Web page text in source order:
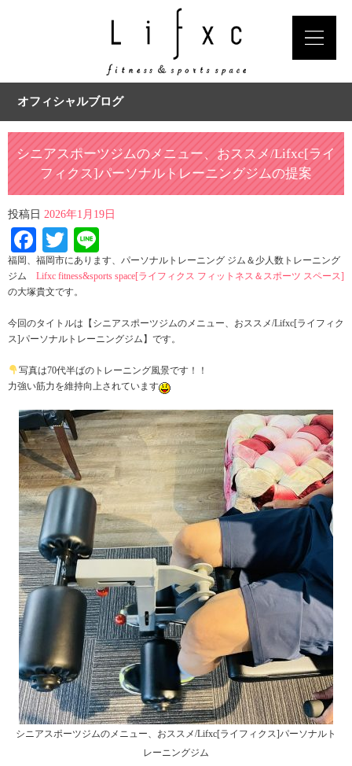
オフィシャルブログ
シニアスポーツジムのメニュー、おススメ/Lifxc[ライ
フィクス]パーソナルトレーニングジムの提案
投稿日 2026年1月19日
Facebook
Twitter
福岡、福岡市にあります、パーソナルトレーニング ジム＆少人数トレーニング
ジム Lifxc fitness&sports space[ライフィクス フィットネス＆スポーツ スペース]
の大塚貴文です。
今回のタイトルは【シニアスポーツジムのメニュー、おススメ/Lifxc[ライフィク
ス]パーソナルトレーニングジム】です。
写真は70代半ばのトレーニング風景です！！
力強い筋力を維持向上されています
シニアスポーツジムのメニュー、おススメ/Lifxc[ライフィクス]パーソナルト
レーニングジム